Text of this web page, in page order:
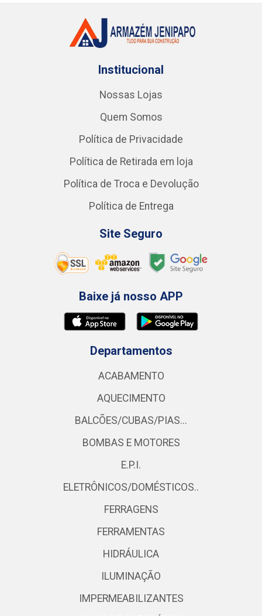
Institucional
Nossas Lojas
Quem Somos
Política de Privacidade
Política de Retirada em loja
Política de Troca e Devolução
Política de Entrega
Site Seguro
Baixe já nosso APP
Departamentos
ACABAMENTO
AQUECIMENTO
BALCÕES/CUBAS/PIAS...
BOMBAS E MOTORES
E.P.I.
ELETRÔNICOS/DOMÉSTICOS..
FERRAGENS
FERRAMENTAS
HIDRÁULICA
ILUMINAÇÃO
IMPERMEABILIZANTES